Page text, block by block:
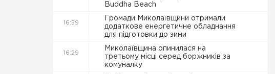
Buddha Beach
16:59
Громади Миколаївщини отримали
додаткове енергетичне обладнання
для підготовки до зими
16:29
Миколаївщина опинилася на
третьому місці серед боржників за
комуналку